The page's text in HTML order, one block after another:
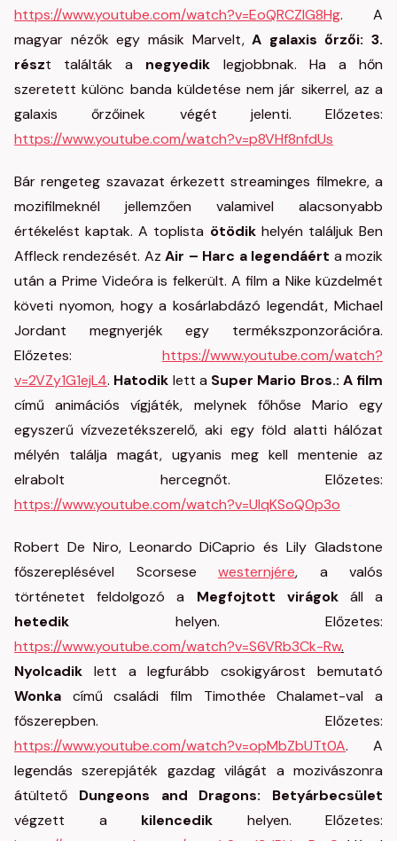
https://www.youtube.com/watch?v=EoQRCZlG8Hg. A
magyar nézők egy másik Marvelt,A galaxis őrzői: 3.
részt találták a negyedik legjobbnak. Ha a hőn
szeretett különc banda küldetése nem jár sikerrel, az a
galaxis őrzőinek végét jelenti. Előzetes:
https://www.youtube.com/watch?v=p8VHf8nfdUs
Bár rengeteg szavazat érkezett streaminges filmekre, a
mozifilmeknél jellemzően valamivel alacsonyabb
értékelést kaptak. A toplista ötödikhelyén találjuk Ben
Affleck rendezését. AzAir – Harc a legendáért a mozik
után a Prime Videóra is felkerült. A film a Nike küzdelmét
követi nyomon, hogy a kosárlabdázó legendát, Michael
Jordant megnyerjék egy termékszponzorációra.
Előzetes: https://www.youtube.com/watch?
v=2VZy1G1ejL4. Hatodik lett a Super Mario Bros.: A film
című animációs vígjáték, melynek főhőse Mario egy
egyszerű vízvezetékszerelő, aki egy föld alatti hálózat
mélyén találja magát, ugyanis meg kell mentenie az
elrabolt hercegnőt. Előzetes:
https://www.youtube.com/watch?v=UlqKSoQ0p3o
Robert De Niro, Leonardo DiCaprio és Lily Gladstone
főszereplésével Scorsese westernjére, a valós
történetet feldolgozó a Megfojtott virágokáll a
hetedik helyen. Előzetes:
https://www.youtube.com/watch?v=S6VRb3Ck-Rw.
Nyolcadik lett a legfurább csokigyárost bemutató
Wonka című családi film Timothée Chalamet-val a
főszerepben. Előzetes:
https://www.youtube.com/watch?v=opMbZbUTt0A. A
legendás szerepjáték gazdag világát a mozivászonra
átültető Dungeons and Dragons: Betyárbecsület
végzett akilencedik helyen. Előzetes: